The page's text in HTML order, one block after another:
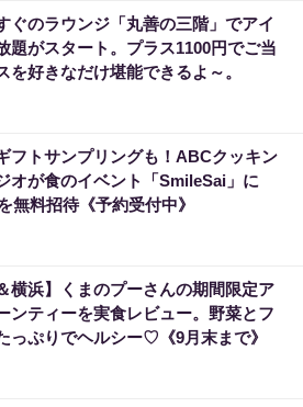
ぐのラウンジ「丸善の三階」でアイ
題がスタート。プラス1100円でご当
を好きなだけ堪能できるよ～。
フトサンプリングも！ABCクッキン
オが食のイベント「SmileSai」に
無料招待《予約受付中》
横浜】くまのプーさんの期間限定ア
ンティーを実食レビュー。野菜とフ
っぷりでヘルシー♡《9月末まで》